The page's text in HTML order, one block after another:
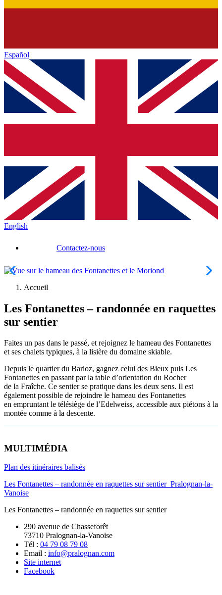
Español
English
Contactez-nous
Accueil
Les Fontanettes – randonnée en raquettes
sur sentier
Faites un pas dans le passé, et rejoignez le hameau des Fontanettes
et ses chalets typiques, à la lisière du domaine skiable.
Depuis le quartier du Barioz, gagnez celui des Bieux puis Les
Fontanettes en passant par la table d’orientation du Rocher
de la Fraîche. Ce sentier se pratique dans les deux sens. Il est
également possible de rejoindre le hameau des Fontanettes
en empruntant le télésiège de l’Edelweiss, accessible aux piétons à la
montée comme à la descente.
MULTIMÉDIA
Plan des itinéraires balisés
Les Fontanettes – randonnée en raquettes sur sentier_Pralognan-la-
Vanoise
Les Fontanettes – randonnée en raquettes sur sentier
290 avenue de Chasseforêt
73710 Pralognan-la-Vanoise
Tél : 04 79 08 79 08
Email : info@pralognan.com
Site internet
Facebook